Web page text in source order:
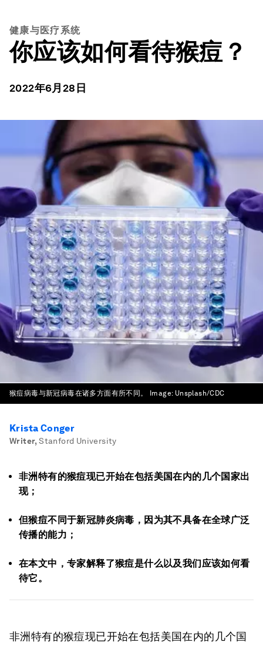
健康与医疗系统
你应该如何看待猴痘？
2022年6月28日
猴痘病毒与新冠病毒在诸多方面有所不同。 Image: Unsplash/CDC
Krista Conger
Writer, Stanford University
非洲特有的猴痘现已开始在包括美国在内的几个国家出
现；
但猴痘不同于新冠肺炎病毒，因为其不具备在全球广泛
传播的能力；
在本文中，专家解释了猴痘是什么以及我们应该如何看
待它。
非洲特有的猴痘现已开始在包括美国在内的几个国